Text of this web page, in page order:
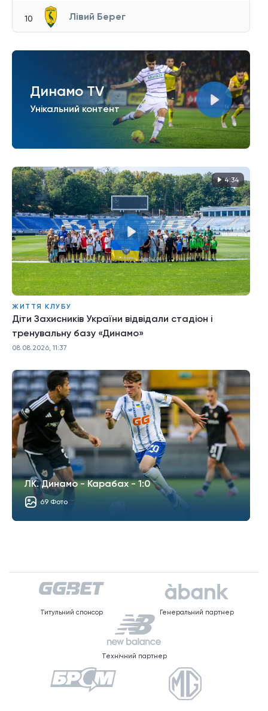
10 Лівий Берег
Динамо TV
Унікальний контент
4:34
ЖИТТЯ КЛУБУ
Діти Захисників України відвідали стадіон і
тренувальну базу «Динамо»
08.08.2026, 11:37
ЛК. Динамо - Карабах - 1:0
69 Фото
Титульний спонсор Генеральний партнер
Технічний партнер